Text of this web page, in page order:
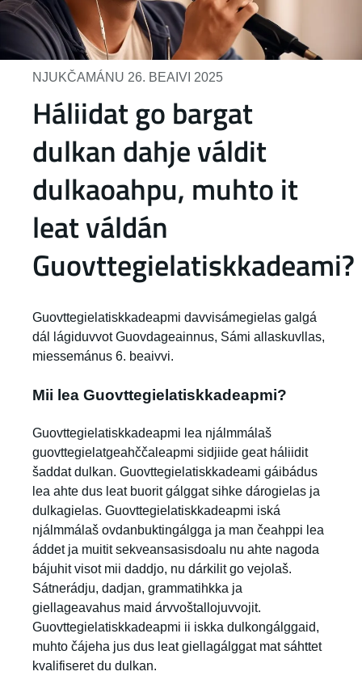
NJUKČAMÁNU 26. BEAIVI 2025
Háliidat go bargat
dulkan dahje váldit
dulkaoahpu, muhto it
leat váldán
Guovttegielatiskkadeami?
Guovttegielatiskkadeapmi davvisámegielas galgá
dál lágiduvvot Guovdageainnus, Sámi allaskuvllas,
miessemánus 6. beaivvi.
Mii lea Guovttegielatiskkadeapmi?
Guovttegielatiskkadeapmi lea njálmmálaš
guovttegielatgeahččaleapmi sidjiide geat háliidit
šaddat dulkan. Guovttegielatiskkadeami gáibádus
lea ahte dus leat buorit gálggat sihke dárogielas ja
dulkagielas. Guovttegielatiskkadeapmi iská
njálmmálaš ovdanbuktingálgga ja man čeahppi lea
áddet ja muitit sekveansasisdoalu nu ahte nagoda
bájuhit visot mii daddjo, nu dárkilit go vejolaš.
Sátnerádju, dadjan, grammatihkka ja
giellageavahus maid árvvoštallojuvvojit.
Guovttegielatiskkadeapmi ii iskka dulkongálggaid,
muhto čájeha jus dus leat giellagálggat mat sáhttet
kvalifiseret du dulkan.